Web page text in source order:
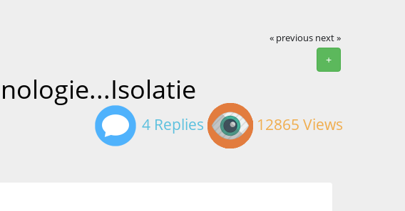
« previous next »
+
4 Replies 12865 Views